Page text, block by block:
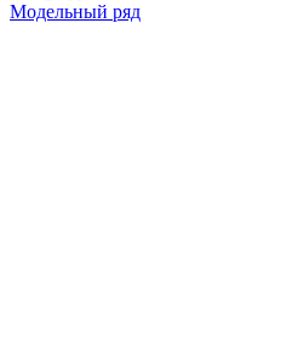
Модельный ряд